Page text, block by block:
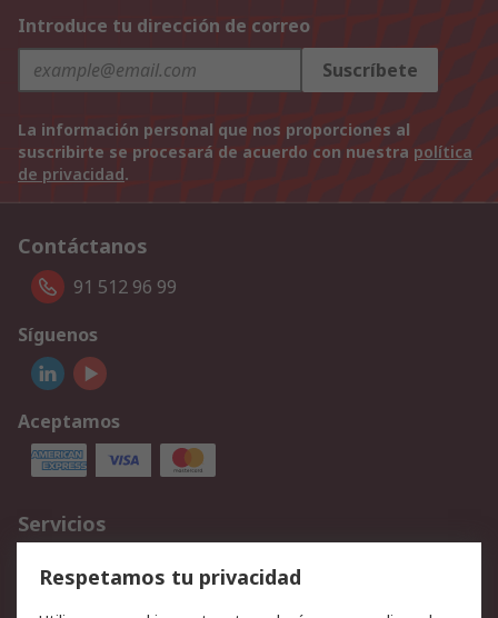
Introduce tu dirección de correo
Suscríbete
La información personal que nos proporciones al
suscribirte se procesará de acuerdo con nuestra política
de privacidad.
Contáctanos
91 512 96 99
Síguenos
Aceptamos
Servicios
Cómo realizar pedidos
Devoluciones
Facturación y pago
Respetamos tu privacidad